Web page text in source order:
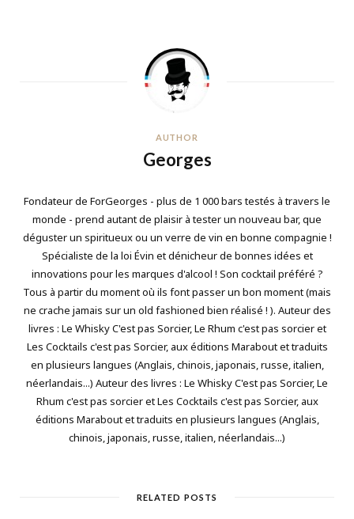
AUTHOR
Georges
Fondateur de ForGeorges - plus de 1 000 bars testés à travers le
monde - prend autant de plaisir à tester un nouveau bar, que
déguster un spiritueux ou un verre de vin en bonne compagnie !
Spécialiste de la loi Évin et dénicheur de bonnes idées et
innovations pour les marques d'alcool ! Son cocktail préféré ?
Tous à partir du moment où ils font passer un bon moment (mais
ne crache jamais sur un old fashioned bien réalisé ! ). Auteur des
livres : Le Whisky C'est pas Sorcier, Le Rhum c'est pas sorcier et
Les Cocktails c'est pas Sorcier, aux éditions Marabout et traduits
en plusieurs langues (Anglais, chinois, japonais, russe, italien,
néerlandais...) Auteur des livres : Le Whisky C'est pas Sorcier, Le
Rhum c'est pas sorcier et Les Cocktails c'est pas Sorcier, aux
éditions Marabout et traduits en plusieurs langues (Anglais,
chinois, japonais, russe, italien, néerlandais...)
RELATED POSTS